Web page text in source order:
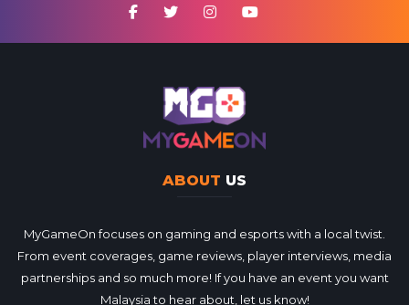
ABOUT US
MyGameOn focuses on gaming and esports with a local twist.
From event coverages, game reviews, player interviews, media
partnerships and so much more! If you have an event you want
Malaysia to hear about, let us know!